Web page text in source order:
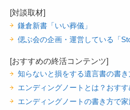
[対談取材]
鎌倉新書「いい葬儀」
偲ぶ会の企画・運営している「
[おすすめの終活コンテンツ]
知らないと損をする遺言書の書き
エンディングノートとは？おす
エンディングノートの書き方で